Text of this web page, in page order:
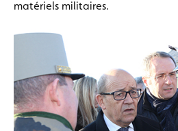
matériels militaires.